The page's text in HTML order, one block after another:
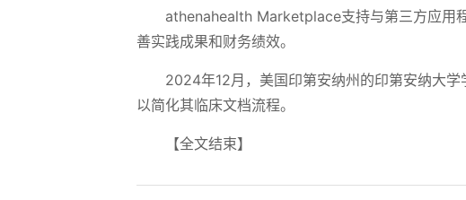
athenahealth Marketplace支持与第三方应用
善实践成果和财务绩效。
2024年12月，美国印第安纳州的印第安纳大学
以简化其临床文档流程。
【全文结束】